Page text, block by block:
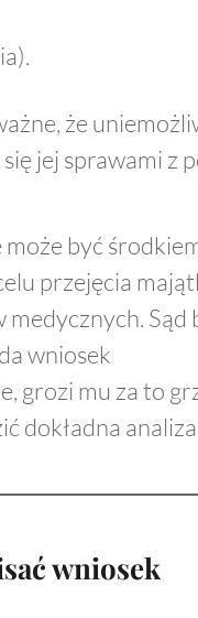
że
jej sprawami z
być
przejęcia
Sąd
wniosek
grozi mu za to
dokładna
wniosek